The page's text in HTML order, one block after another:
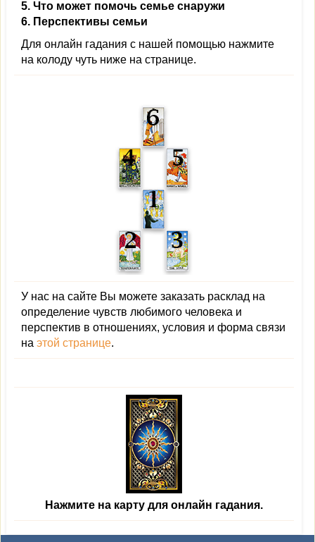
5. Что может помочь семье снаружи
6. Перспективы семьи
Для онлайн гадания с нашей помощью нажмите
на колоду чуть ниже на странице.
У нас на сайте Вы можете заказать расклад на
определение чувств любимого человека и
перспектив в отношениях, условия и форма связи
на этой странице.
Нажмите на карту для онлайн гадания.